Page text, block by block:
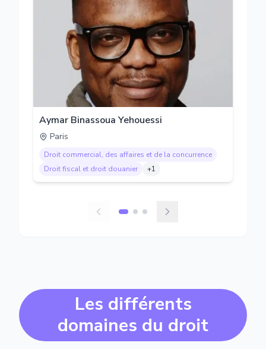
Aymar Binassoua Yehouessi
Paris
Droit commercial, des affaires et de la concurrence
Droit fiscal et droit douanier
+1
Les différents
domaines du droit